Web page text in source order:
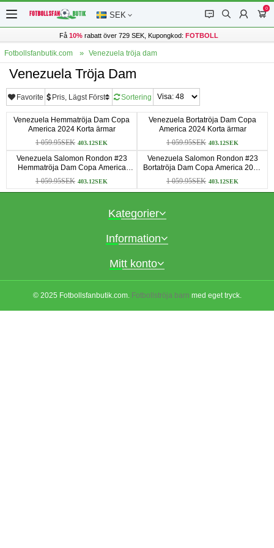
SEK 󰂱 󰂨 󰃳
0
󰃦
Få 10%rabatt över 729 SEK, Kupongkod: FOTBOLL
Fotbollsfanbutik.com Venezuela tröja dam
Venezuela Tröja Dam
Favorite Pris, Lägst Först Sortering
Venezuela Hemmatröja Dam Copa
America 2024 Korta ärmar
1 059.95SEK 403.12SEK
Venezuela Bortatröja Dam Copa
America 2024 Korta ärmar
1 059.95SEK 403.12SEK
Venezuela Salomon Rondon #23
Hemmatröja Dam Copa America
2024 Korta ärmar
1 059.95SEK 403.12SEK
Venezuela Salomon Rondon #23
Bortatröja Dam Copa America 2024
Korta ärmar
1 059.95SEK 403.12SEK
Kategorier
Information
Mitt konto
© 2025 Fotbollsfanbutik.com. Fotbollströja barn med eget tryck.